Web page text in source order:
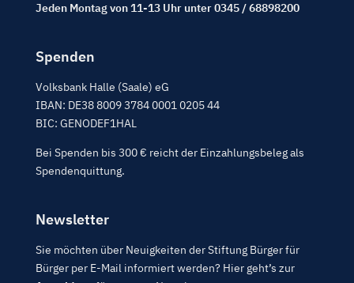
Jeden Montag von 11-13 Uhr unter 0345 / 68898200
Spenden
Volksbank Halle (Saale) eG
IBAN: DE38 8009 3784 0001 0205 44
BIC: GENODEF1HAL
Bei Spenden bis 300 € reicht der Einzahlungsbeleg als
Spendenquittung.
Newsletter
Sie möchten über Neuigkeiten der Stiftung Bürger für
Bürger per E-Mail informiert werden? Hier geht’s zur